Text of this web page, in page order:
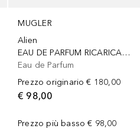
MUGLER
Alien
EAU DE PARFUM RICARICABILE
Eau de Parfum
Prezzo originario € 180,00
€ 98,00
Prezzo più basso € 98,00